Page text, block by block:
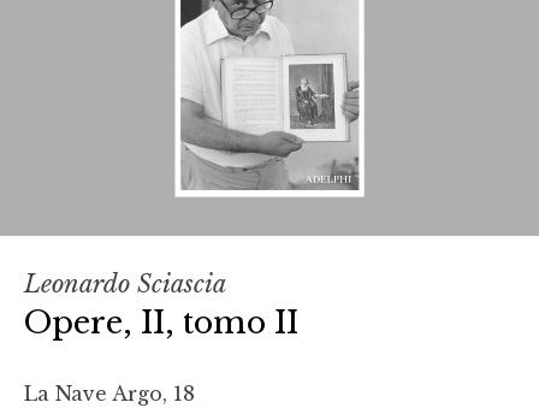
Leonardo Sciascia
Opere, II, tomo II
La Nave Argo, 18